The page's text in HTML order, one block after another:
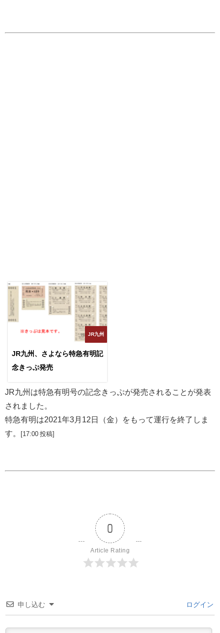
JR九州
JR九州、さよなら特急有明記
念きっぷ発売
JR九州は特急有明号の記念きっぷが発売されることが発表
されました。
特急有明は2021年3月12日（金）をもって運行を終了しま
す。
[17:00 投稿]
0
Article Rating
申し込む ログイン